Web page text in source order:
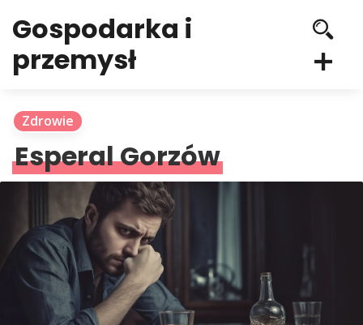
Gospodarka i
przemysł
Zdrowie
Esperal Gorzów